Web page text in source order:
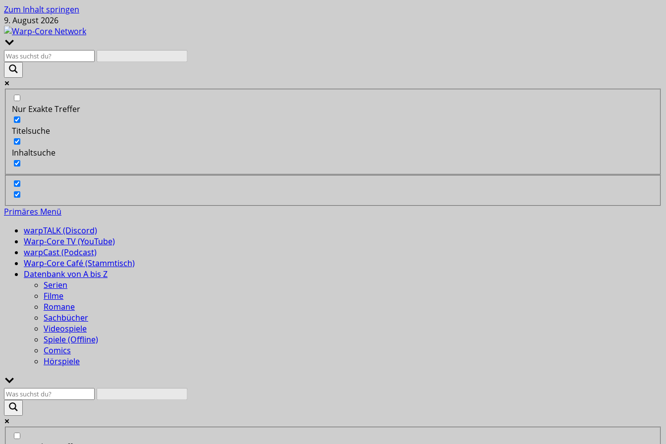
Zum Inhalt springen
9. August 2026
Nur Exakte Treffer
Titelsuche
Inhaltsuche
Primäres Menü
warpTALK (Discord)
Warp-Core TV (YouTube)
warpCast (Podcast)
Warp-Core Café (Stammtisch)
Datenbank von A bis Z
Serien
Filme
Romane
Sachbücher
Videospiele
Spiele (Offline)
Comics
Hörspiele